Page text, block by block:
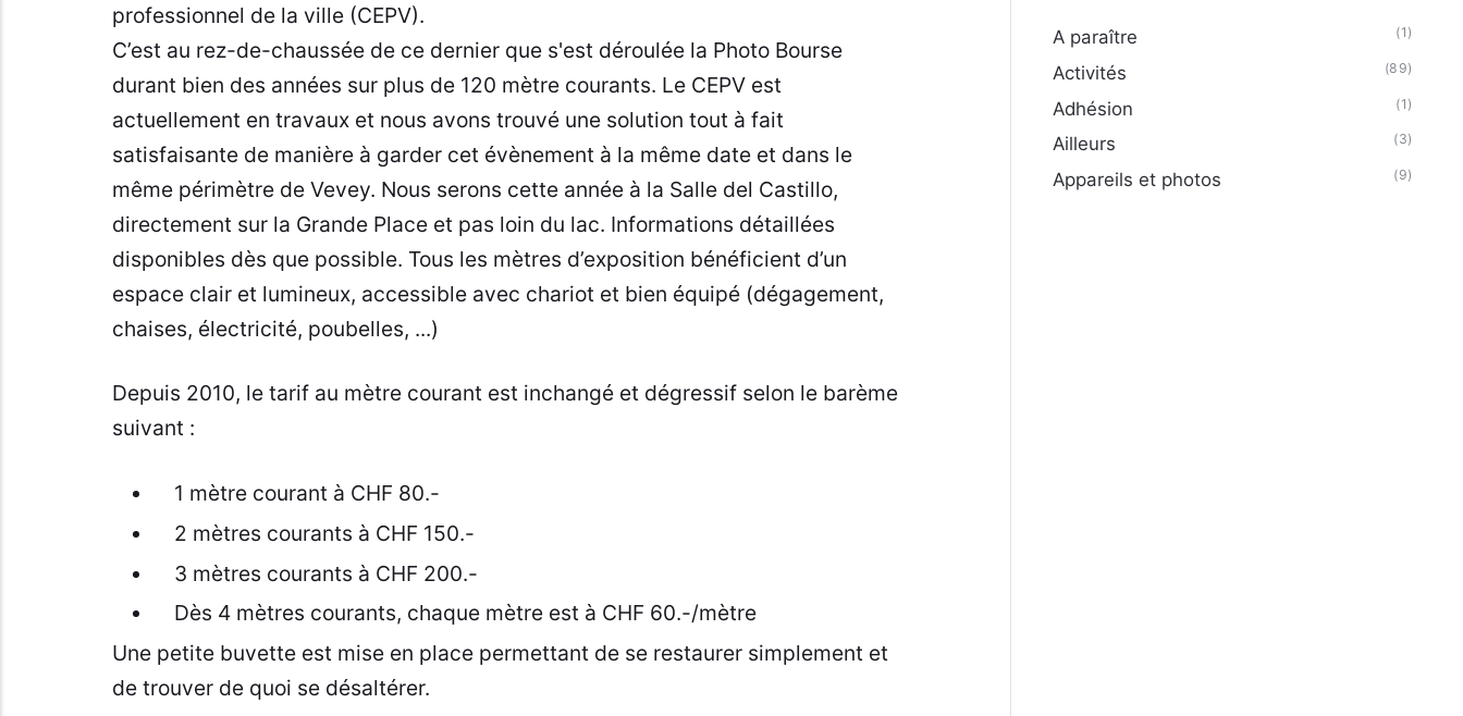
professionnel de la ville (CEPV).
C’est au rez-de-chaussée de ce dernier que s'est déroulée la Photo Bourse
durant bien des années sur plus de 120 mètre courants. Le CEPV est
actuellement en travaux et nous avons trouvé une solution tout à fait
satisfaisante de manière à garder cet évènement à la même date et dans le
même périmètre de Vevey. Nous serons cette année à la Salle del Castillo,
directement sur la Grande Place et pas loin du lac. Informations détaillées
disponibles dès que possible. Tous les mètres d’exposition bénéficient d’un
espace clair et lumineux, accessible avec chariot et bien équipé (dégagement,
chaises, électricité, poubelles, ...)
Depuis 2010, le tarif au mètre courant est inchangé et dégressif selon le barème
suivant :
1 mètre courant à CHF 80.-
2 mètres courants à CHF 150.-
3 mètres courants à CHF 200.-
Dès 4 mètres courants, chaque mètre est à CHF 60.-/mètre
Une petite buvette est mise en place permettant de se restaurer simplement et
de trouver de quoi se désaltérer.
A paraître (1)
Activités (89)
Adhésion (1)
Ailleurs (3)
Appareils et photos (9)